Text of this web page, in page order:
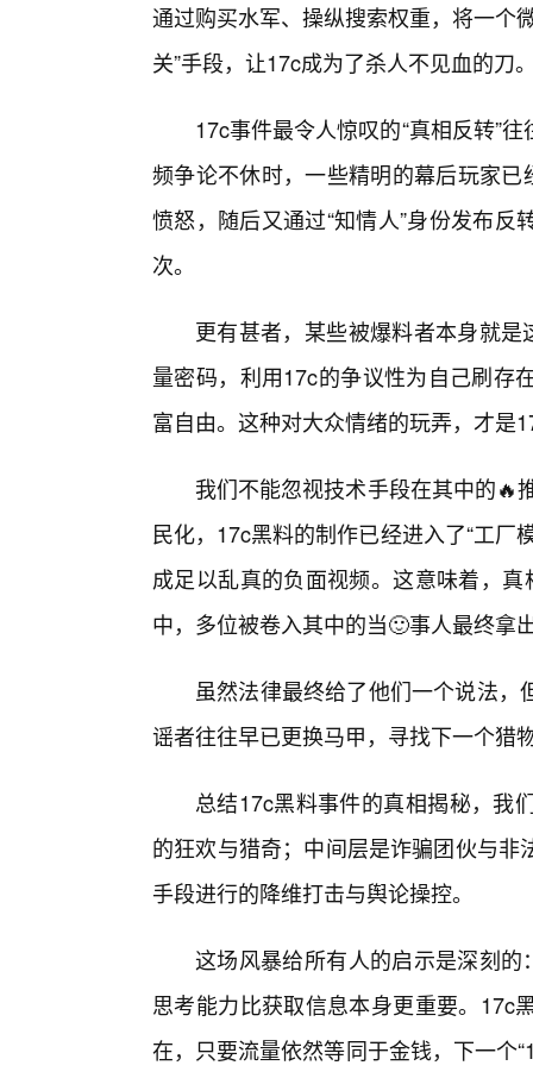
通过购买水军、操纵搜索权重，将一个
关”手段，让17c成为了杀人不见血的刀
17c事件最令人惊叹的“真相反转”
频争论不休时，一些精明的幕后玩家
愤怒，随后又通过“知情人”身份发布
次。
更有甚者，某些被爆料者本身就是
量密码，利用17c的争议性为自己刷存
富自由。这种对大众情绪的玩弄，才是
我们不能忽视技术手段在其中的🔥
民化，17c黑料的制作已经进入了“工厂
成足以乱真的负面视频。这意味着，
中，多位被卷入其中的当🙂事人最终拿
虽然法律最终给了他们一个说法
谣者往往早已更换马甲，寻找下一个猎
总结17c黑料事件的真相揭秘，我
的狂欢与猎奇；中间层是诈骗团伙与
手段进行的降维打击与舆论操控。
这场风暴给所有人的启示是深刻的
思考能力比获取信息本身更重要。17c
在，只要流量依然等同于金钱，下一个